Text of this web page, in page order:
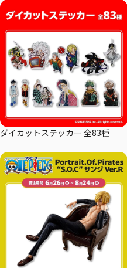
ダイカットステッカー 全83種